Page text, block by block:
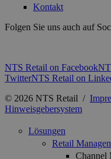
Kontakt
Folgen Sie uns auch auf
NTS Retail on Facebook
TwitterNTS Retail on
© 2026 NTS Retail /
Hinweisgebersystem
Lösungen
Retail
Channel